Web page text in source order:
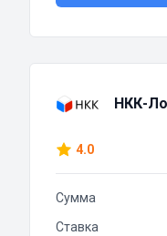
НКК-
4.0
Сумма
Ставка